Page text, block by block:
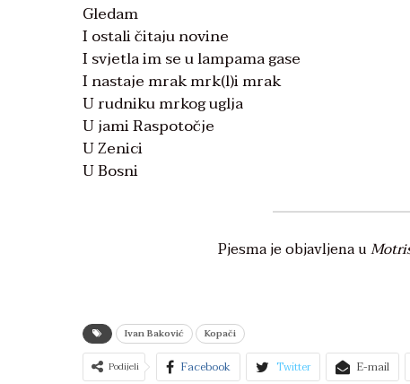
Gledam
I ostali čitaju novine
I svjetla im se u lampama gase
I nastaje mrak mrk(l)i mrak
U rudniku mrkog uglja
U jami Raspotočje
U Zenici
U Bosni
Pjesma je objavljena u
Ivan Baković Kopači
Podijeli Facebook Twitter E-mail